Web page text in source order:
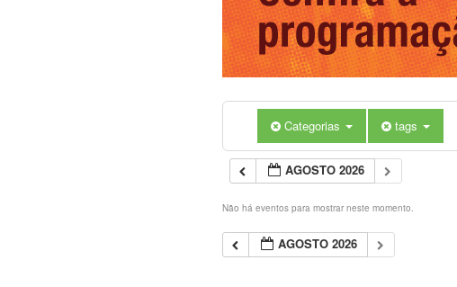
Categorias tags
AGOSTO 2026
Não há eventos para mostrar neste momento.
AGOSTO 2026